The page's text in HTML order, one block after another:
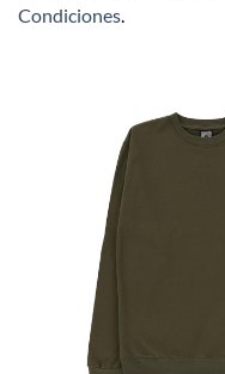
Condiciones.